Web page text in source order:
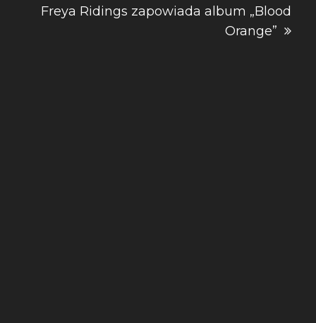
Freya Ridings zapowiada album „Blood
Orange”